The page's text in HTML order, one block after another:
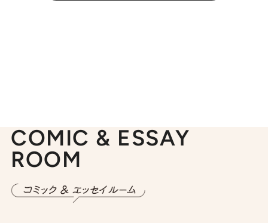
COMIC & ESSAY
ROOM